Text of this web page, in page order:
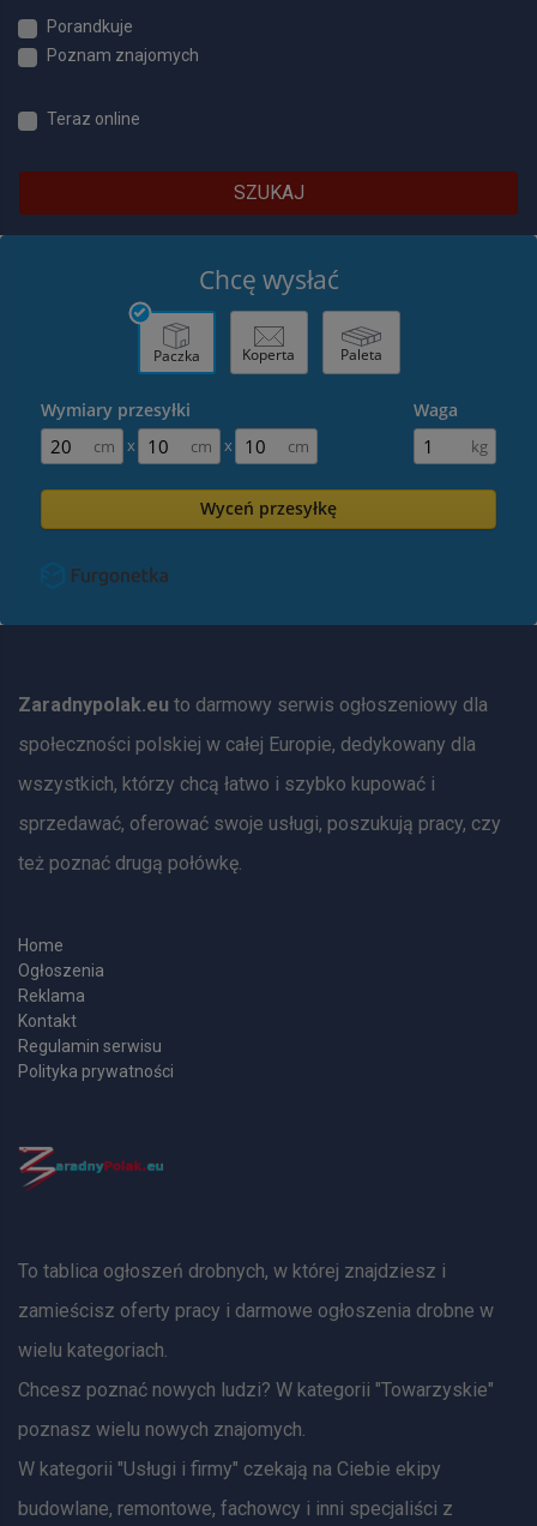
Porandkuje
Poznam znajomych
Teraz online
SZUKAJ
Chcę wysłać
Paczka Koperta Paleta
Wymiary przesyłki
x x
Waga
Wyceń przesyłkę
Zaradnypolak.eu to darmowy serwis ogłoszeniowy dla
społeczności polskiej w całej Europie, dedykowany dla
wszystkich, którzy chcą łatwo i szybko kupować i
sprzedawać, oferować swoje usługi, poszukują pracy, czy
też poznać drugą połówkę.
Home
Ogłoszenia
Reklama
Kontakt
Regulamin serwisu
Polityka prywatności
To tablica ogłoszeń drobnych, w której znajdziesz i
zamieścisz oferty pracy i darmowe ogłoszenia drobne w
wielu kategoriach.
Chcesz poznać nowych ludzi? W kategorii "Towarzyskie"
poznasz wielu nowych znajomych.
W kategorii "Usługi i firmy" czekają na Ciebie ekipy
budowlane, remontowe, fachowcy i inni specjaliści z